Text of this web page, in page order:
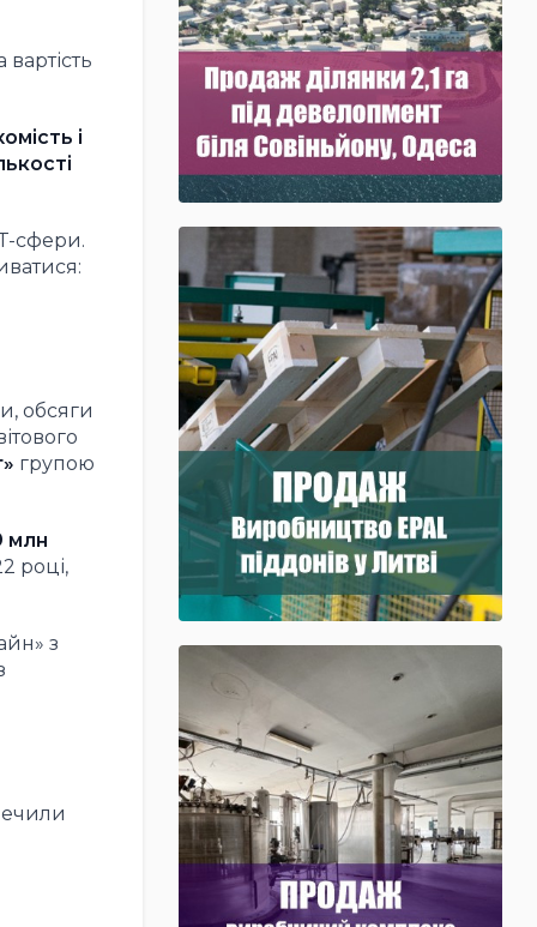
вартість
і
сфери.
обсяги
групою
млн
році,
з